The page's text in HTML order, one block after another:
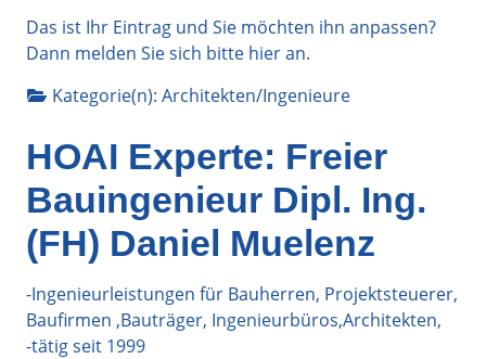
Das ist Ihr Eintrag und Sie möchten ihn anpassen?
Dann melden Sie sich bitte hieran.
Kategorie(n): Architekten/Ingenieure
HOAI Experte: Freier
Bauingenieur Dipl. Ing.
(FH) Daniel Muelenz
-Ingenieurleistungen für Bauherren, Projektsteuerer,
Baufirmen ,Bauträger, Ingenieurbüros,Architekten,
-tätig seit 1999